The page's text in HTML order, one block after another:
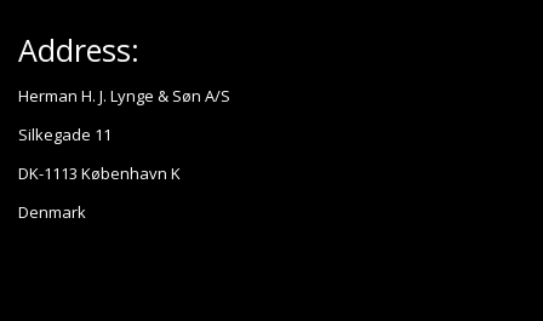
Address:
Herman H. J. Lynge & Søn A/S
Silkegade 11
DK-1113 København K
Denmark